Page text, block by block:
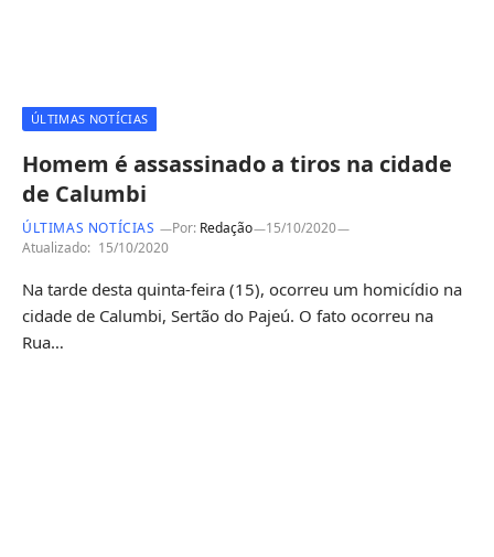
ÚLTIMAS NOTÍCIAS
Homem é assassinado a tiros na cidade
de Calumbi
ÚLTIMAS NOTÍCIAS Por: Redação
15/10/2020
Atualizado: 15/10/2020
Na tarde desta quinta-feira (15), ocorreu um homicídio na
cidade de Calumbi, Sertão do Pajeú. O fato ocorreu na
Rua…